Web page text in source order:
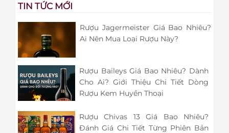
TIN TỨC MỚI
Rượu Jagermeister Giá Bao Nhiêu?
Ai Nên Mua Loại Rượu Này?
Rượu Baileys Giá Bao Nhiêu? Dành
Cho Ai? Giới Thiệu Chi Tiết Dòng
Rượu Kem Huyền Thoại
Rượu Chivas 13 Giá Bao Nhiêu?
Đánh Giá Chi Tiết Từng Phiên Bản